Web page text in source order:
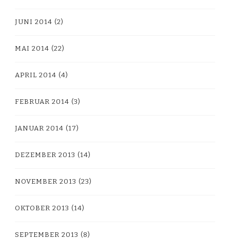
JUNI 2014 (2)
MAI 2014 (22)
APRIL 2014 (4)
FEBRUAR 2014 (3)
JANUAR 2014 (17)
DEZEMBER 2013 (14)
NOVEMBER 2013 (23)
OKTOBER 2013 (14)
SEPTEMBER 2013 (8)